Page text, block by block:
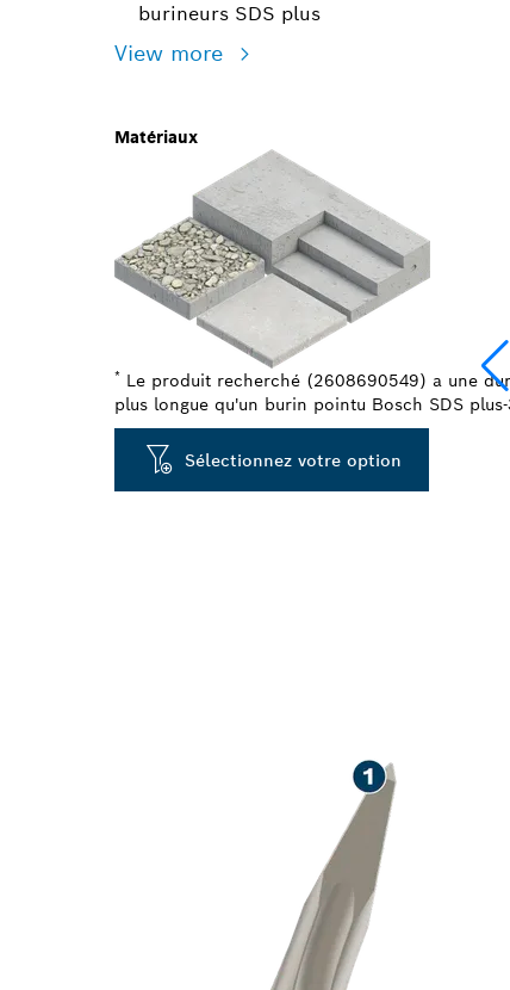
burineurs SDS plus
View more
Matériaux
* Le produit recherché (2608690549) a une
plus longue qu'un burin pointu Bosch SDS plus-
Sélectionnez votre option